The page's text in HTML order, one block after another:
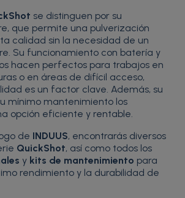
se distinguen por su
que permite una pulverización
calidad sin la necesidad de un
Su funcionamiento con batería y
hacen perfectos para trabajos en
o en áreas de difícil acceso,
es un factor clave. Además, su
mínimo mantenimiento los
opción eficiente y rentable.
de INDUUS, encontrarás diversos
QuickShot, así como todos los
y kits de mantenimiento para
rendimiento y la durabilidad de